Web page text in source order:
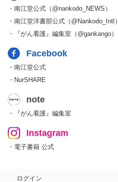
・南江堂公式（@nankodo_NEWS）
・南江堂洋書部公式（@Nankodo_Intl）
・『がん看護』編集室（@gankango）
Facebook
・南江堂公式
・NurSHARE
note
・『がん看護』編集室
Instagram
・電子書籍 公式
ログイン